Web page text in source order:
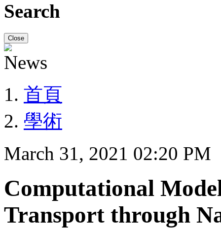
Search
Close
首頁
學術
March 31, 2021 02:20 PM
Computational
Transport through